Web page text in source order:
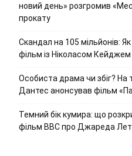
новий день» розгромив
прокату
Скандал на 105 мільйонів:
фільм із Ніколасом Кейджем
Особиста драма чи збіг? На
Дантес анонсував фільм
Темний бік кумира: що
фільм ВВС про Джареда